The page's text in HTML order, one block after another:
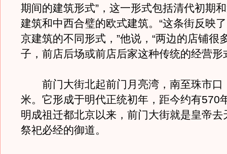
期间的建筑形式”，这一形式包括清代初期
建筑和中西合璧的欧式建筑。“这条街反映
京建筑的不同形式，”他说，“两边的店铺很
子，前店后场或前店后家这种传统的经营形
前门大街北起前门月亮湾，南至珠市口
米。它形成于明代正统初年，距今约有570
明成祖迁都北京以来，前门大街就是皇帝去
祭祀必经的御道。